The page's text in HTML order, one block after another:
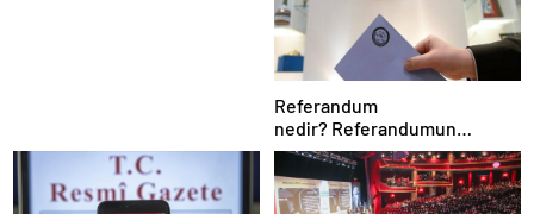
Referandum
nedir? Referandumun
yapılma nedenleri